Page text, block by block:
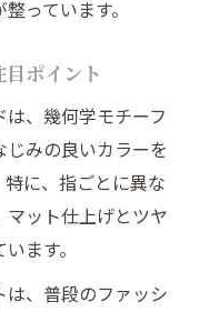
っています。
ポイント
、幾何学モチーフ
みの良いカラーを
に、指ごとに異な
ット仕上げとツヤ
ます。
は、普段のファッシ